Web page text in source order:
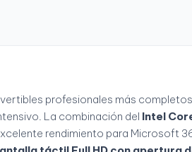
profesionales más
La combinación del Intel
rendimiento para Microsoft